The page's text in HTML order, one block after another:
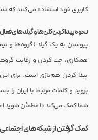
کاربری خود استفاده می‌کنند که
نحوه پیدا کردن کلن‌ها و گیلدهای فعال
پیوستن به یک گیلد (گروه‌ها و
همکاری، چت کردن و رقابت
پیدا کردن هم‌بازی است. برای
بروید و کلمات مرتبط با ایران را
شما کمک می‌کند تا مطمئن شوید
کمک گرفتن از شبکه‌های اجتماعی